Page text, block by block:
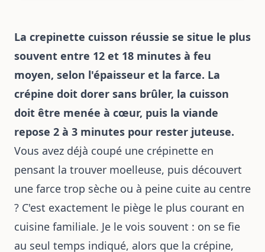
La crepinette cuisson réussie se situe le plus
souvent entre 12 et 18 minutes à feu
moyen, selon l'épaisseur et la farce. La
crépine doit dorer sans brûler, la cuisson
doit être menée à cœur, puis la viande
repose 2 à 3 minutes pour rester juteuse.
Vous avez déjà coupé une crépinette en
pensant la trouver moelleuse, puis découvert
une farce trop sèche ou à peine cuite au centre
? C'est exactement le piège le plus courant en
cuisine familiale. Je le vois souvent : on se fie
au seul temps indiqué, alors que la crépine,